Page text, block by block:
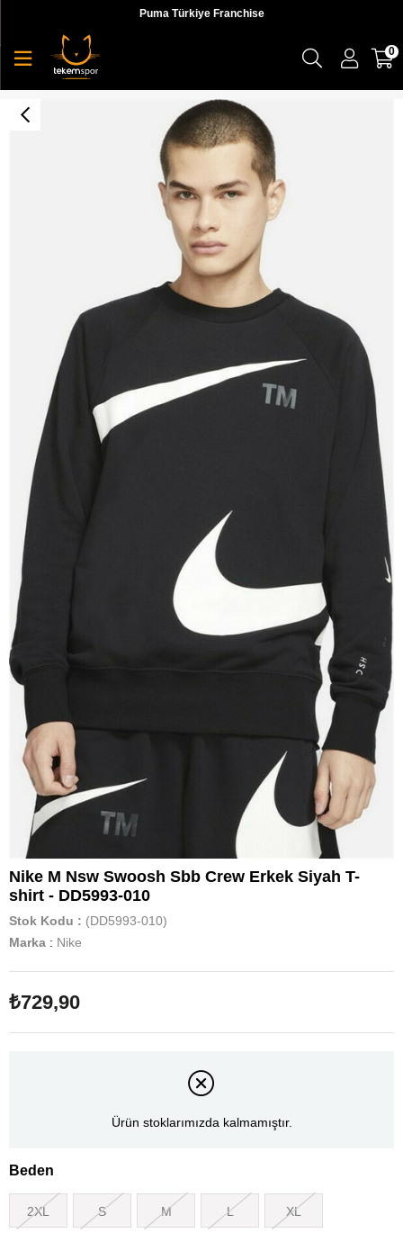
Puma Türkiye Franchise
0
Nike M Nsw Swoosh Sbb Crew Erkek Siyah T-
shirt - DD5993-010
Stok Kodu
(DD5993-010)
Marka : Nike
₺729,90
Ürün stoklarımızda kalmamıştır.
Beden
2XL S M L XL